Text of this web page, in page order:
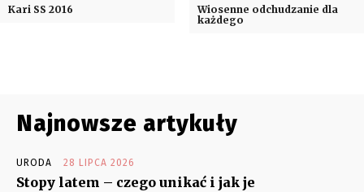
Kari SS 2016
Wiosenne odchudzanie dla
każdego
Najnowsze artykuły
URODA 28 LIPCA 2026
Stopy latem – czego unikać i jak je